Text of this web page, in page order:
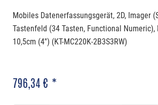
Mobiles Datenerfassungsgerät, 2D, Imager
Tastenfeld (34 Tasten, Functional Numeric),
10,5cm (4'') (KT-MC220K-2B3S3RW)
796,34 € *